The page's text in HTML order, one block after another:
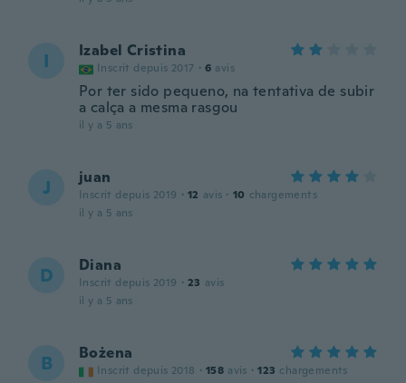
I Izabel Cristina
Inscrit depuis 2017 · 6 avis
Por ter sido pequeno, na tentativa de subir
a calça a mesma rasgou
il y a 5 ans
J juan
Inscrit depuis 2019 · 12 avis · 10 chargements
il y a 5 ans
D Diana
Inscrit depuis 2019 · 23 avis
il y a 5 ans
B Bożena
Inscrit depuis 2018 · 158 avis · 123 chargements